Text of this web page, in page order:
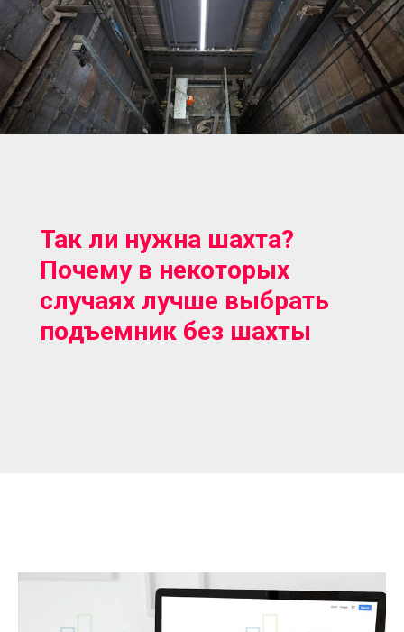
Так ли нужна шахта?
Почему в некоторых
случаях лучше выбрать
подъемник без шахты